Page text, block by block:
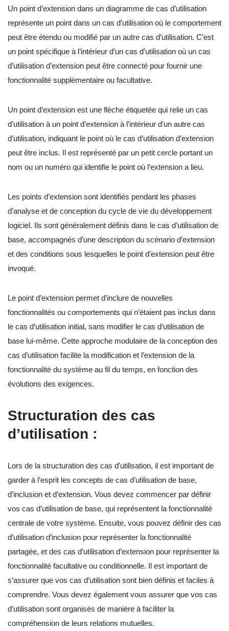
Un point d’extension dans un diagramme de cas d’utilisation
représente un point dans un cas d’utilisation où le comportement
peut être étendu ou modifié par un autre cas d’utilisation. C’est
un point spécifique à l’intérieur d’un cas d’utilisation où un cas
d’utilisation d’extension peut être connecté pour fournir une
fonctionnalité supplémentaire ou facultative.
Un point d’extension est une flèche étiquetée qui relie un cas
d’utilisation à un point d’extension à l’intérieur d’un autre cas
d’utilisation, indiquant le point où le cas d’utilisation d’extension
peut être inclus. Il est représenté par un petit cercle portant un
nom ou un numéro qui identifie le point où l’extension a lieu.
Les points d’extension sont identifiés pendant les phases
d’analyse et de conception du cycle de vie du développement
logiciel. Ils sont généralement définis dans le cas d’utilisation de
base, accompagnés d’une description du scénario d’extension
et des conditions sous lesquelles le point d’extension peut être
invoqué.
Le point d’extension permet d’inclure de nouvelles
fonctionnalités ou comportements qui n’étaient pas inclus dans
le cas d’utilisation initial, sans modifier le cas d’utilisation de
base lui-même. Cette approche modulaire de la conception des
cas d’utilisation facilite la modification et l’extension de la
fonctionnalité du système au fil du temps, en fonction des
évolutions des exigences.
Structuration des cas
d’utilisation :
Lors de la structuration des cas d’utilisation, il est important de
garder à l’esprit les concepts de cas d’utilisation de base,
d’inclusion et d’extension. Vous devez commencer par définir
vos cas d’utilisation de base, qui représentent la fonctionnalité
centrale de votre système. Ensuite, vous pouvez définir des cas
d’utilisation d’inclusion pour représenter la fonctionnalité
partagée, et des cas d’utilisation d’extension pour représenter la
fonctionnalité facultative ou conditionnelle. Il est important de
s’assurer que vos cas d’utilisation sont bien définis et faciles à
comprendre. Vous devez également vous assurer que vos cas
d’utilisation sont organisés de manière à faciliter la
compréhension de leurs relations mutuelles.